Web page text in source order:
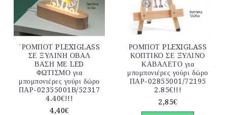
΄ΡΟΜΠΟΤ PLEXIGLASS
ΣΕ ΞΥΛΙΝΗ ΟΒΑΛ
ΒΑΣΗ ΜΕ LED
ΦΩΤΙΣΜΟ για
μπομπονιέρες γούρι δώρο
ΠΑΡ-02355001Β/52317
4.40€!!!
4,40€
ΡΟΜΠΟΤ PLEXIGLASS
ΚΟΠΤΙΚΟ ΣΕ ΞΥΛΙΝΟ
ΚΑΒΑΛΕΤΟ για
μπομπονιέρες γούρι δώρο
ΠΑΡ-02855001/72195
2.85€!!!
2,85€